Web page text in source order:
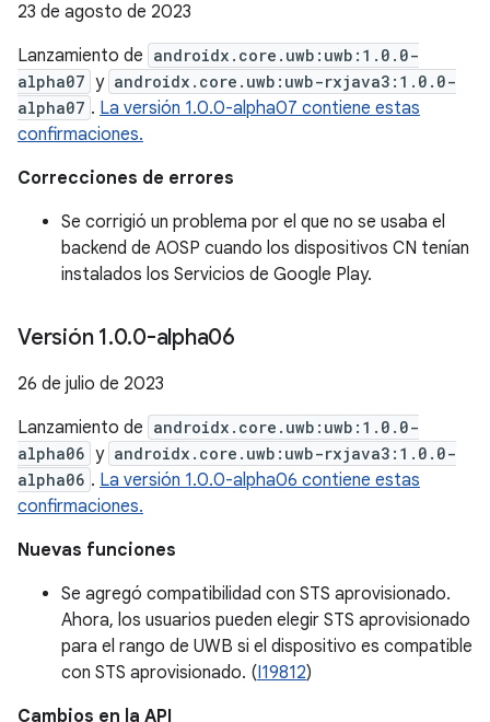
23 de agosto de 2023
Lanzamiento de androidx.core.uwb:uwb:1.0.0-
alpha07 y androidx.core.uwb:uwb-rxjava3:1.0.0-
alpha07 . La versión 1.0.0-alpha07 contiene estas
confirmaciones.
Correcciones de errores
Se corrigió un problema por el que no se usaba el
backend de AOSP cuando los dispositivos CN tenían
instalados los Servicios de Google Play.
Versión 1.0.0-alpha06
26 de julio de 2023
Lanzamiento de androidx.core.uwb:uwb:1.0.0-
alpha06 y androidx.core.uwb:uwb-rxjava3:1.0.0-
alpha06 . La versión 1.0.0-alpha06 contiene estas
confirmaciones.
Nuevas funciones
Se agregó compatibilidad con STS aprovisionado.
Ahora, los usuarios pueden elegir STS aprovisionado
para el rango de UWB si el dispositivo es compatible
con STS aprovisionado. (I19812)
Cambios en la API